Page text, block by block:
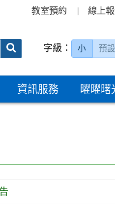
教室預約 線上
送出 字級： 小 預設
資訊服務 曜曜曙